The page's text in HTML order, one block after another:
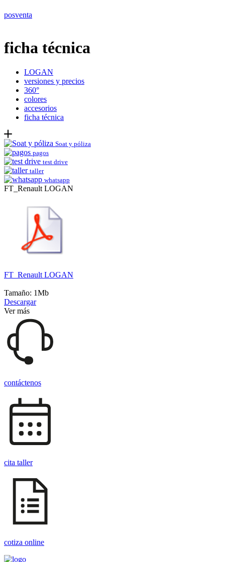
posventa
ficha técnica
LOGAN
versiones y precios
360°
colores
accesorios
ficha técnica
Soat y póliza
pagos
test drive
taller
whatsapp
FT_Renault LOGAN
FT_Renault LOGAN
Tamaño: 1Mb
Descargar
Ver más
contáctenos
cita taller
cotiza online